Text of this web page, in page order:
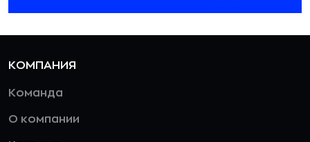
КОМПАНИЯ
Команда
О компании